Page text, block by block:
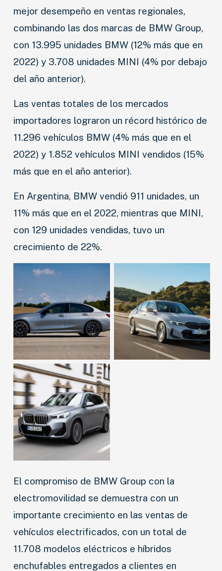
mejor desempeño en ventas regionales,
combinando las dos marcas de BMW Group,
con 13.995 unidades BMW (12% más que en
2022) y 3.708 unidades MINI (4% por debajo
del año anterior).
Las ventas totales de los mercados
importadores lograron un récord histórico de
11.296 vehículos BMW (4% más que en el
2022) y 1.852 vehículos MINI vendidos (15%
más que en el año anterior).
En Argentina, BMW vendió 911 unidades, un
11% más que en el 2022, mientras que MINI,
con 129 unidades vendidas, tuvo un
crecimiento de 22%.
El compromiso de BMW Group con la
electromovilidad se demuestra con un
importante crecimiento en las ventas de
vehículos electrificados, con un total de
11.708 modelos eléctricos e híbridos
enchufables entregados a clientes en